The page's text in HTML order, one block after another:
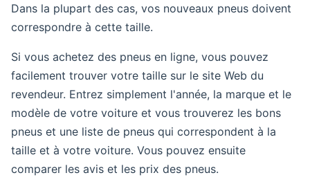
Dans la plupart des cas, vos nouveaux pneus doivent
correspondre à cette taille.
Si vous achetez des pneus en ligne, vous pouvez
facilement trouver votre taille sur le site Web du
revendeur. Entrez simplement l'année, la marque et le
modèle de votre voiture et vous trouverez les bons
pneus et une liste de pneus qui correspondent à la
taille et à votre voiture. Vous pouvez ensuite
comparer les avis et les prix des pneus.